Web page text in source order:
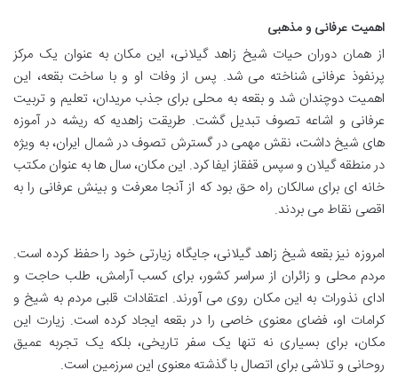
اهمیت عرفانی و مذهبی
از همان دوران حیات شیخ زاهد گیلانی، این مکان به عنوان یک مرکز
پرنفوذ عرفانی شناخته می شد. پس از وفات او و با ساخت بقعه، این
اهمیت دوچندان شد و بقعه به محلی برای جذب مریدان، تعلیم و تربیت
عرفانی و اشاعه تصوف تبدیل گشت. طریقت زاهدیه که ریشه در آموزه
های شیخ داشت، نقش مهمی در گسترش تصوف در شمال ایران، به ویژه
در منطقه گیلان و سپس قفقاز ایفا کرد. این مکان، سال ها به عنوان مکتب
خانه ای برای سالکان راه حق بود که از آنجا معرفت و بینش عرفانی را به
اقصی نقاط می بردند.
امروزه نیز بقعه شیخ زاهد گیلانی، جایگاه زیارتی خود را حفظ کرده است.
مردم محلی و زائران از سراسر کشور، برای کسب آرامش، طلب حاجت و
ادای نذورات به این مکان روی می آورند. اعتقادات قلبی مردم به شیخ و
کرامات او، فضای معنوی خاصی را در بقعه ایجاد کرده است. زیارت این
مکان، برای بسیاری نه تنها یک سفر تاریخی، بلکه یک تجربه عمیق
روحانی و تلاشی برای اتصال با گذشته معنوی این سرزمین است.